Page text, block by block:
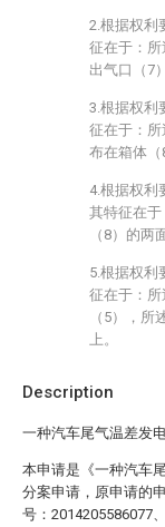
Description
一种汽车尾气温差发
本申请是《一种汽车
分案申请，原申请的
号：2014205586077
2.根据权利
征在于：
出气口（7
3.根据权利
征在于：
布在箱体（
4.根据权利
其特征在
（8）的两
5.根据权利
征在于：
（5），所
上。